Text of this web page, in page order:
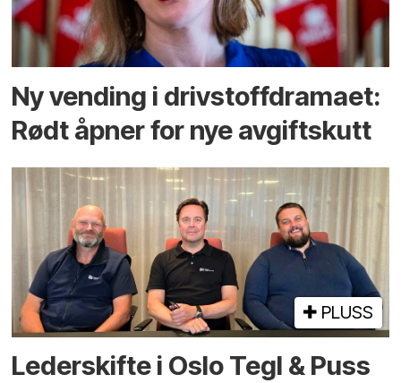
Ny vending i drivstoffdramaet:
Rødt åpner for nye avgiftskutt
PLUSS
Lederskifte i Oslo Tegl & Puss